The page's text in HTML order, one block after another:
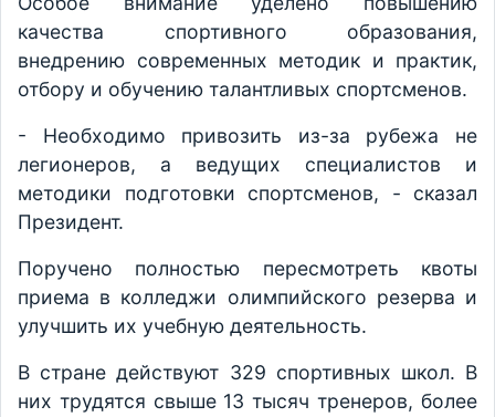
качества спортивного образования,
внедрению современных методик и практик,
отбору и обучению талантливых спортсменов.
- Необходимо привозить из-за рубежа не
легионеров, а ведущих специалистов и
методики подготовки спортсменов, - сказал
Президент.
Поручено полностью пересмотреть квоты
приема в колледжи олимпийского резерва и
улучшить их учебную деятельность.
В стране действуют 329 спортивных школ. В
них трудятся свыше 13 тысяч тренеров, более